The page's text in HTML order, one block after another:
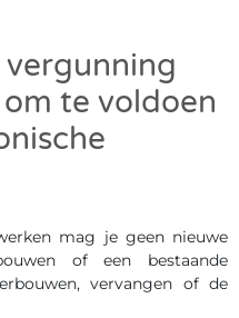
vergunning
te voldoen
mag je geen nieuwe
of een bestaande
vervangen of de